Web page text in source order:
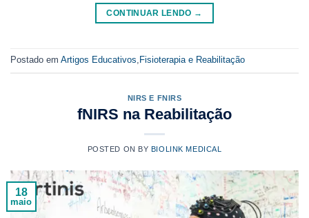
CONTINUAR LENDO →
Postado em Artigos Educativos Fisioterapia e Reabilitação
NIRS E FNIRS
fNIRS na Reabilitação
POSTED ON BY BIOLINK MEDICAL
18
maio